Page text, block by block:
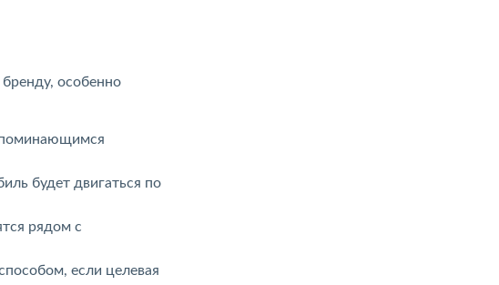
особенно
будет двигаться по
рядом с
если целевая